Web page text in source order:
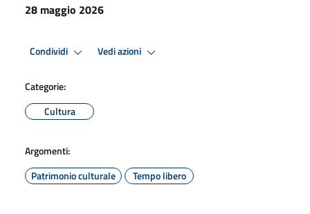
28 maggio 2026
Condividi Vedi azioni
Categorie:
Cultura
Argomenti:
Patrimonio culturale
Tempo libero